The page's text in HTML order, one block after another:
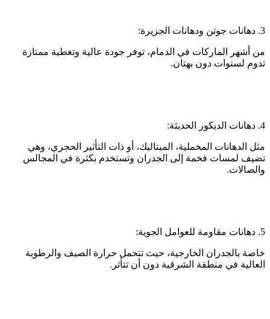
3. دهانات جوتن ودهانات الجزيرة:
من أشهر الماركات في الدمام، توفر جودة عالية وتغطية ممتازة
تدوم لسنوات دون بهتان.
4. دهانات الديكور الحديثة:
مثل الدهانات المخملية، الميتاليك، أو ذات التأثير الحجري، وهي
تضيف لمسات فخمة إلى الجدران وتستخدم بكثرة في المجالس
والصالات.
5. دهانات مقاومة للعوامل الجوية:
خاصة بالجدران الخارجية، حيث تتحمل حرارة الصيف والرطوبة
العالية في منطقة الشرقية دون أن تتأثر.